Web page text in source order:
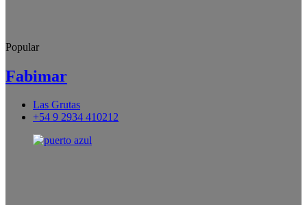
Popular
Fabimar
Las Grutas
+54 9 2934 410212